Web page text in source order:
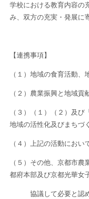
学校における教育内容の
み、双方の充実・発展に
【連携事項】
（１）地域の食育活動、
（２）農業振興と地域貢
（３）（１）（２）及
地域の活性化及びまちづ
（４）上記の活動にお
（５）その他、京都市
都府本部及び京都光華女
協議して必要と認め